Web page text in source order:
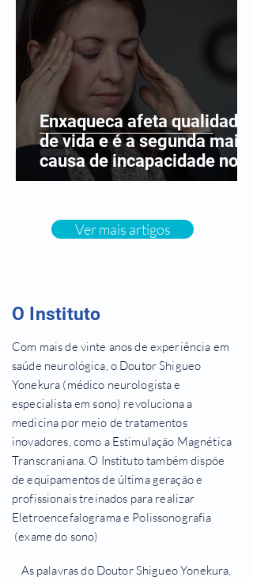
Enxaqueca afeta qualidade
de vida e é a segunda maior
causa de incapacidade no
mundo
Ver mais artigos
O Instituto
Com mais de vinte anos de experiência em
saúde neurológica, o Doutor Shigueo
Yonekura (médico neurologista e
especialista em sono) revoluciona a
medicina por meio de tratamentos
inovadores, como a Estimulação Magnética
Transcraniana. O Instituto também dispõe
de equipamentos de última geração e
profissionais treinados para realizar
Eletroencefalograma e Polissonografia
(exame do sono)
As palavras do Doutor Shigueo Yonekura,